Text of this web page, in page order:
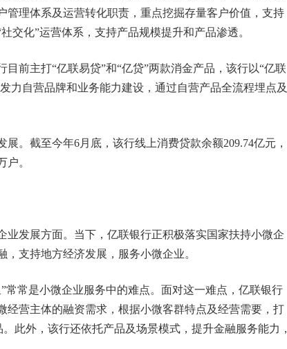
理体系及运营转化职责，重点挖掘存量客户价值，支持
交化”运营体系，支持产品规模提升和产品渗透。
前主打“亿联易贷”和“亿贷”两款消金产品，该行以“亿联
力自营品牌和业务能力建设，通过自营产品全流程埋点及
。截至今年6月底，该行线上消费贷款余额209.74亿元，
户。
业发展方面。当下，亿联银行正积极落实国家扶持小微企
支持地方经济发展，服务小微企业。
常常是小微企业服务中的难点。面对这一难点，亿联银行
经营主体的融资需求，根据小微客群特点及经营需要，打
此外，该行还依托产品及场景模式，提升金融服务能力，